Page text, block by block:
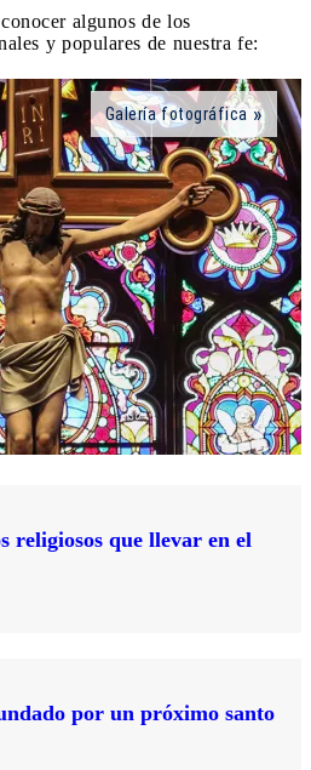
algunos de los
y populares de nuestra fe:
Galería fotográfica
religiosos que llevar en el
por un próximo santo